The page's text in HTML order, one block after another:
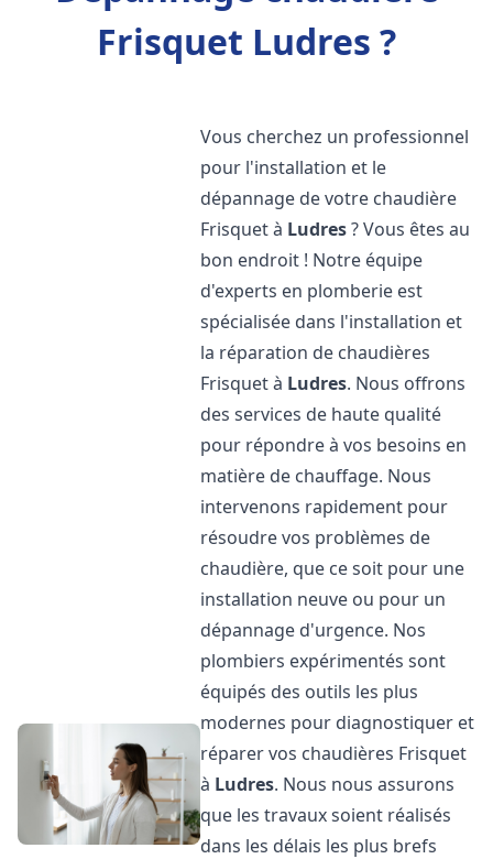
Frisquet Ludres ?
Vous cherchez un professionnel
pour l'installation et le
dépannage de votre chaudière
Frisquet à Ludres? Vous êtes au
bon endroit ! Notre équipe
d'experts en plomberie est
spécialisée dans l'installation et
la réparation de chaudières
Frisquet à Ludres. Nous offrons
des services de haute qualité
pour répondre à vos besoins en
matière de chauffage. Nous
intervenons rapidement pour
résoudre vos problèmes de
chaudière, que ce soit pour une
installation neuve ou pour un
dépannage d'urgence. Nos
plombiers expérimentés sont
équipés des outils les plus
modernes pour diagnostiquer et
réparer vos chaudières Frisquet
à Ludres. Nous nous assurons
que les travaux soient réalisés
dans les délais les plus brefs